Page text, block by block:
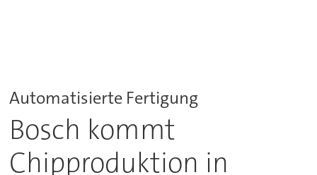
Automatisierte Fertigung
Bosch kommt
Chipproduktion in